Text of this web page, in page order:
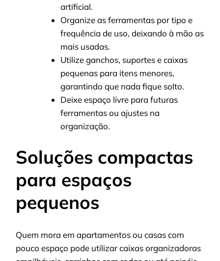
artificial.
Organize as ferramentas por tipo e
frequência de uso, deixando à mão as
mais usadas.
Utilize ganchos, suportes e caixas
pequenas para itens menores,
garantindo que nada fique solto.
Deixe espaço livre para futuras
ferramentas ou ajustes na
organização.
Soluções compactas
para espaços
pequenos
Quem mora em apartamentos ou casas com
pouco espaço pode utilizar caixas organizadoras